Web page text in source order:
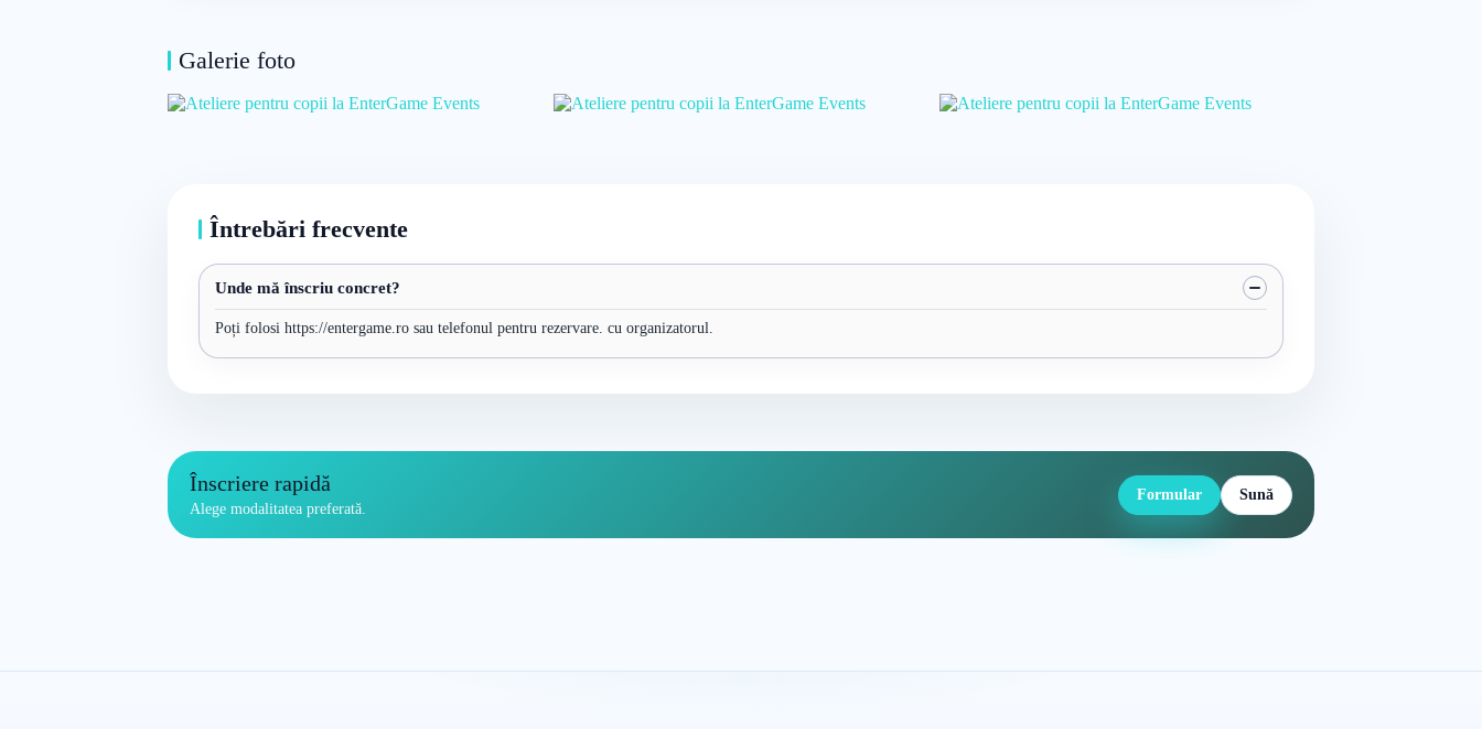
Galerie foto
Întrebări frecvente
Unde mă înscriu concret?
Poți folosi https://entergame.ro sau telefonul pentru rezervare. cu organizatorul.
Înscriere rapidă
Alege modalitatea preferată.
Formular Sună